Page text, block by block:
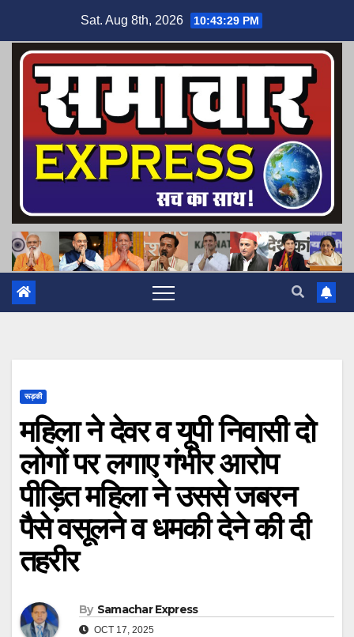
content
Sat. Aug 8th, 2026 10:43:30 PM
रूड़की
महिला ने देवर व यूपी निवासी दो
लोगों पर लगाए गंभीर आरोप
पीड़ित महिला ने उससे जबरन
पैसे वसूलने व धमकी देने की दी
तहरीर
By Samachar Express
OCT 17, 2025